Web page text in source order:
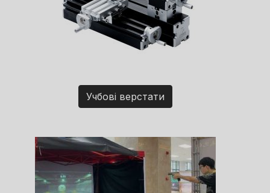
Учбові верстати